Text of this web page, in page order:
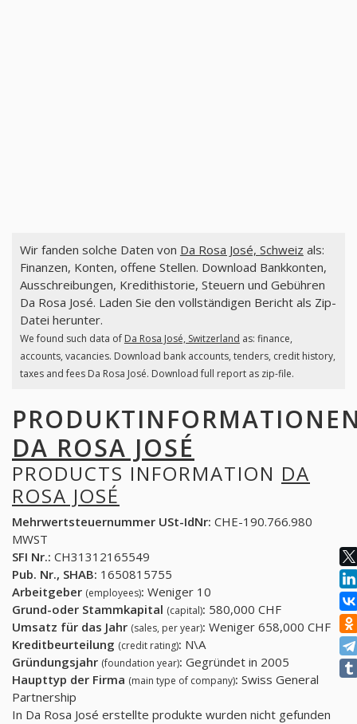
Wir fanden solche Daten von Da Rosa José, Schweiz als:
Finanzen, Konten, offene Stellen. Download Bankkonten,
Ausschreibungen, Kredithistorie, Steuern und Gebühren
Da Rosa José. Laden Sie den vollständigen Bericht als Zip-
Datei herunter.
We found such data of Da Rosa José, Switzerland as: finance,
accounts, vacancies. Download bank accounts, tenders, credit history,
taxes and fees Da Rosa José. Download full report as zip-file.
DA ROSA JOSÉ
PRODUCTS INFORMATION DA
ROSA JOSÉ
Mehrwertsteuernummer USt-IdNr: CHE-190.766.980
MWST
SFI Nr.: CH31312165549
Pub. Nr., SHAB: 1650815755
Arbeitgeber (employees): Weniger 10
Grund-oder Stammkapital (capital): 580,000 CHF
Umsatz für das Jahr (sales, per year): Weniger 658,000 CHF
Kreditbeurteilung (credit rating): N\A
Gründungsjahr (foundation year): Gegründet in 2005
Haupttyp der Firma (main type of company): Swiss General
Partnership
In Da Rosa José erstellte produkte wurden nicht gefunden